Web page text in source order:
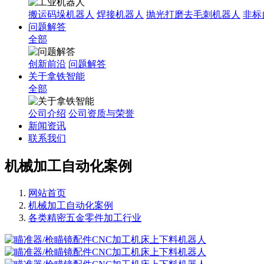
搬运码垛机器人 焊接机器人 抛光打磨去毛刺机器人 非标
问题解答
全部
创新前沿 问题解答
关于拿铁智能
全部
公司介绍 公司资质与荣誉
新闻资讯
联系我们
机械加工自动化案例
网站首页
机械加工自动化案例
各类精密五金零件加工行业